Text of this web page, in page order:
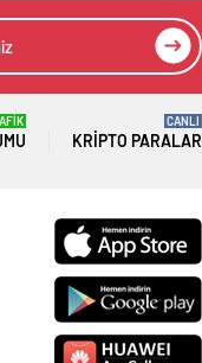
mümkün mü?
Sonuçlar oldukça
KRIPTO PARALAR
CANLI